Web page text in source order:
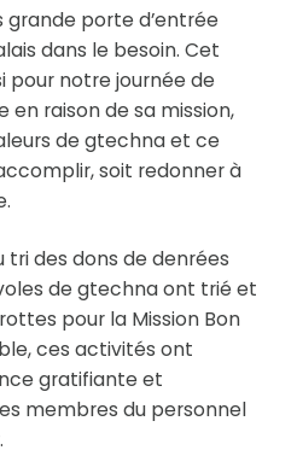
grande porte d’entrée
dans le besoin. Cet
pour notre journée de
en raison de sa mission,
de gtechna et ce
soit redonner à
tri des dons de denrées
de gtechna ont trié et
pour la Mission Bon
ces activités ont
gratifiante et
membres du personnel